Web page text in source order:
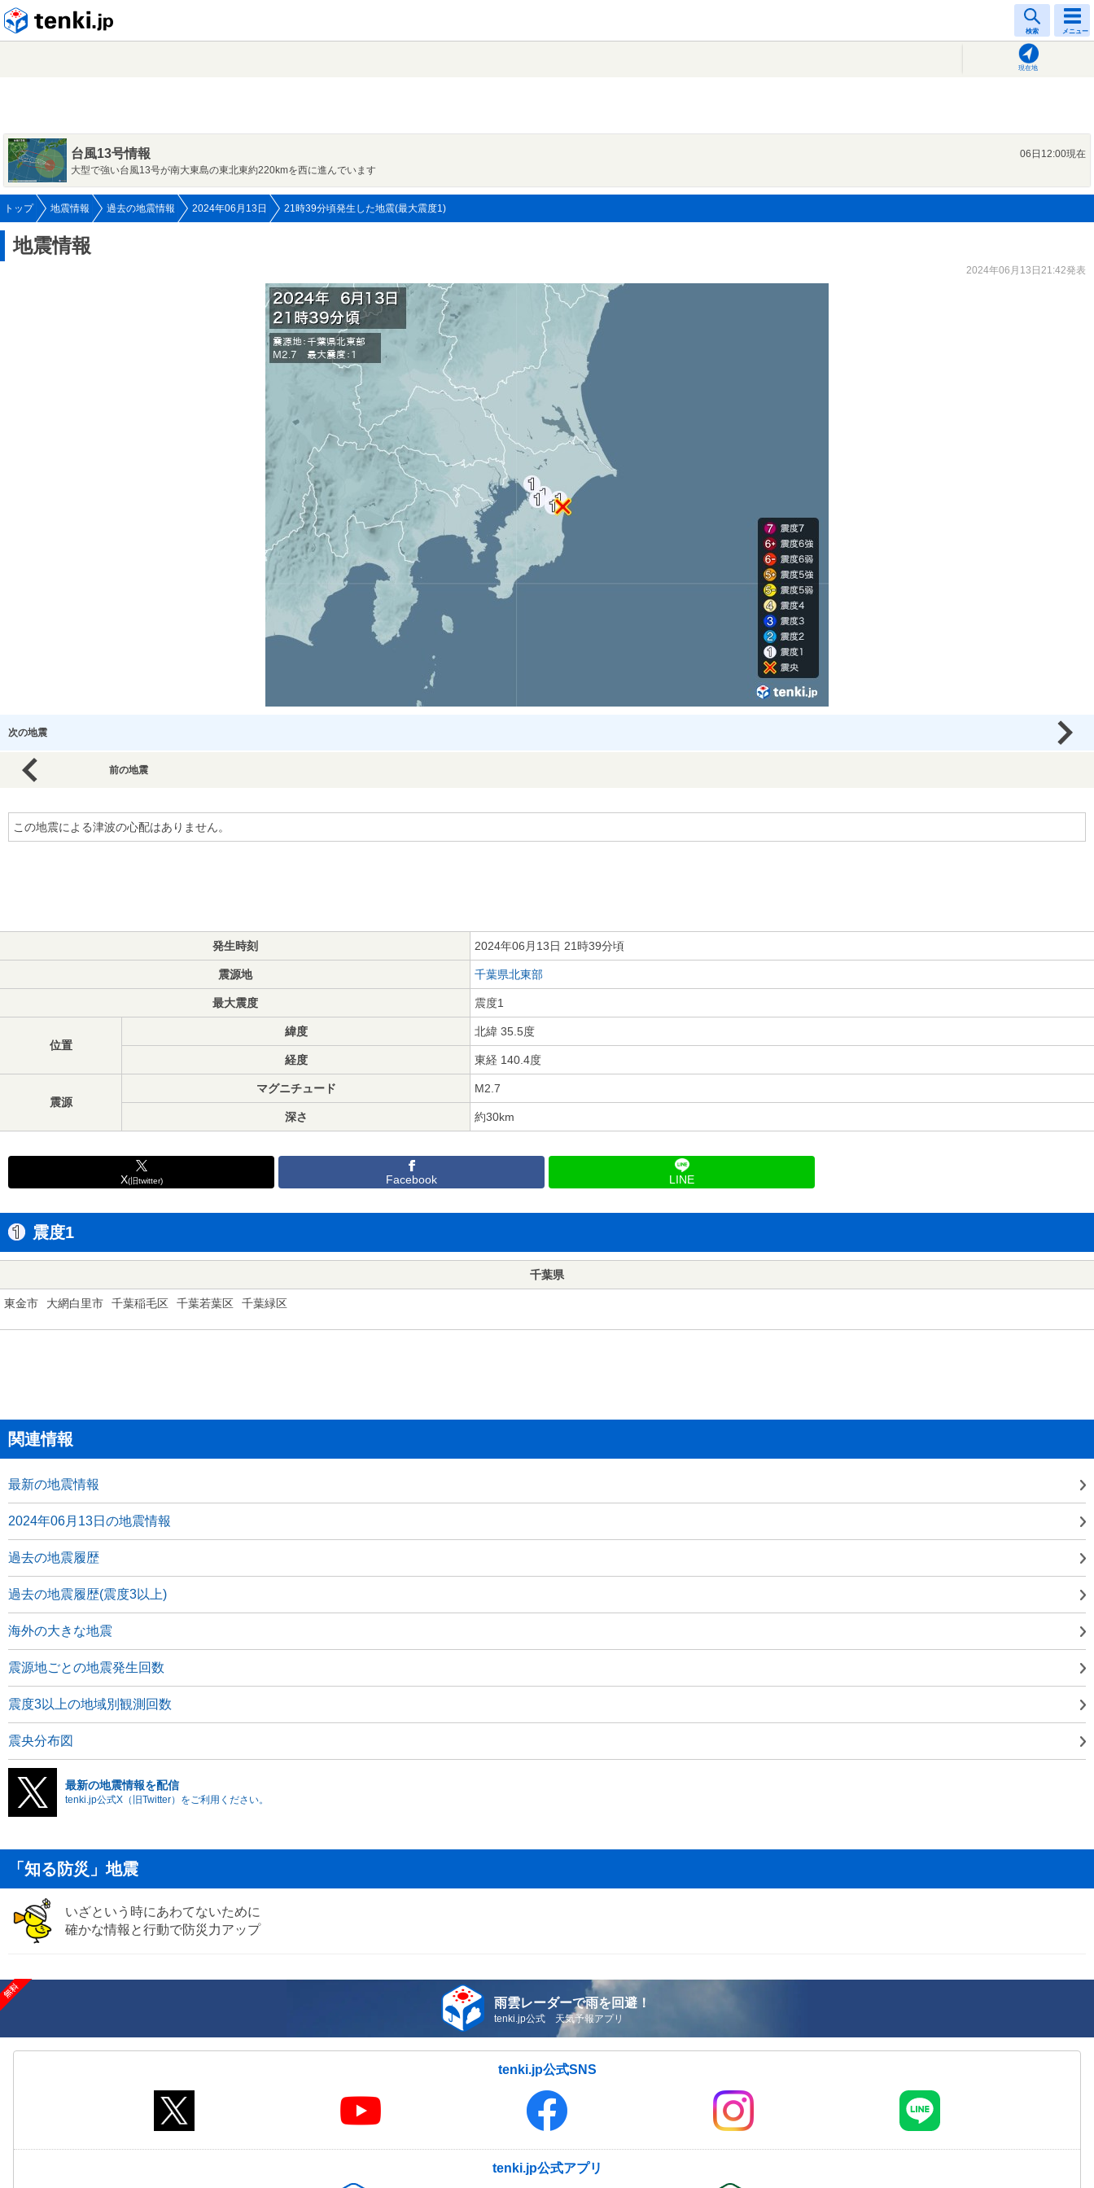
検索 メニュー
現在地
台風13号情報
06日12:00現在
大型で強い台風13号が南大東島の東北東約220kmを西に進んでいます
トップ 地震情報 過去の地震情報 2024年06月13日 21時39分頃発生した地震(最大震度1)
地震情報
2024年06月13日21:42発表
次の地震
前の地震
この地震による津波の心配はありません。
発生時刻 2024年06月13日 21時39分頃
震源地 千葉県北東部
最大震度 震度1
位置
緯度 北緯 35.5度
経度 東経 140.4度
震源
マグニチュード M2.7
深さ 約30km
X(旧twitter) Facebook LINE
震度1
千葉県
東金市 大網白里市 千葉稲毛区 千葉若葉区 千葉緑区
関連情報
最新の地震情報
2024年06月13日の地震情報
過去の地震履歴
過去の地震履歴(震度3以上)
海外の大きな地震
震源地ごとの地震発生回数
震度3以上の地域別観測回数
震央分布図
最新の地震情報を配信
tenki.jp公式X（旧Twitter）をご利用ください。
「知る防災」地震
いざという時にあわてないために
確かな情報と行動で防災力アップ
雨雲レーダーで雨を回避！
tenki.jp公式 天気予報アプリ
tenki.jp公式SNS
tenki.jp公式アプリ